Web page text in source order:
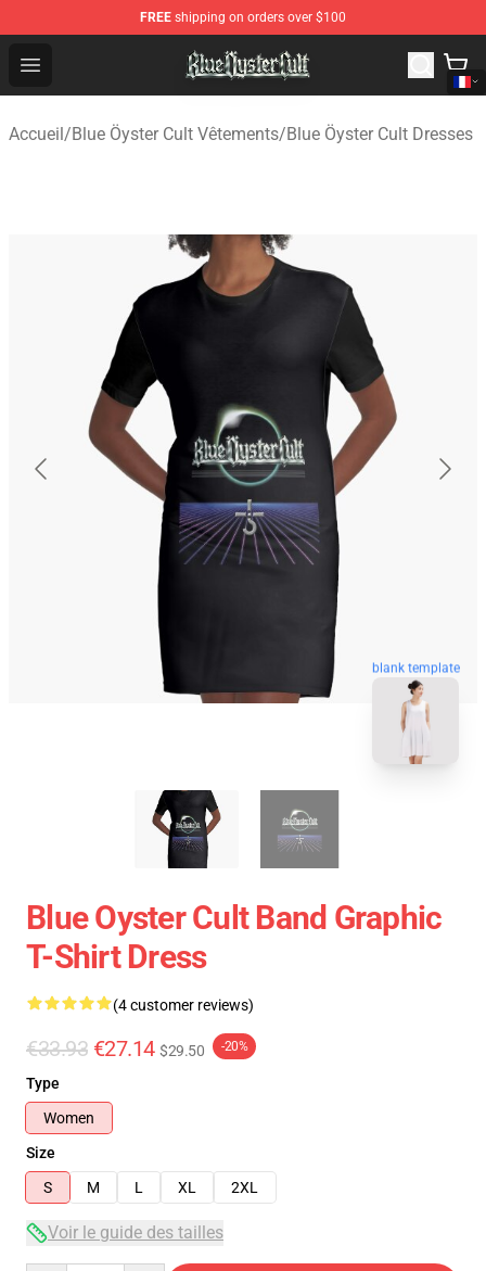
FREE shipping on orders over $100
Open menu
Blue Öyster Cult Store - Official Blue Öyster Cult
Accueil/Blue Öyster Cult Vêtements/Blue Öyster Cult Dresses
blank template
Blue Oyster Cult Band Graphic
T-Shirt Dress
(4 customer reviews)
€33.93 €27.14 $29.50 -20%
Type
Women
Size
S
M L XL 2XL
Voir le guide des tailles